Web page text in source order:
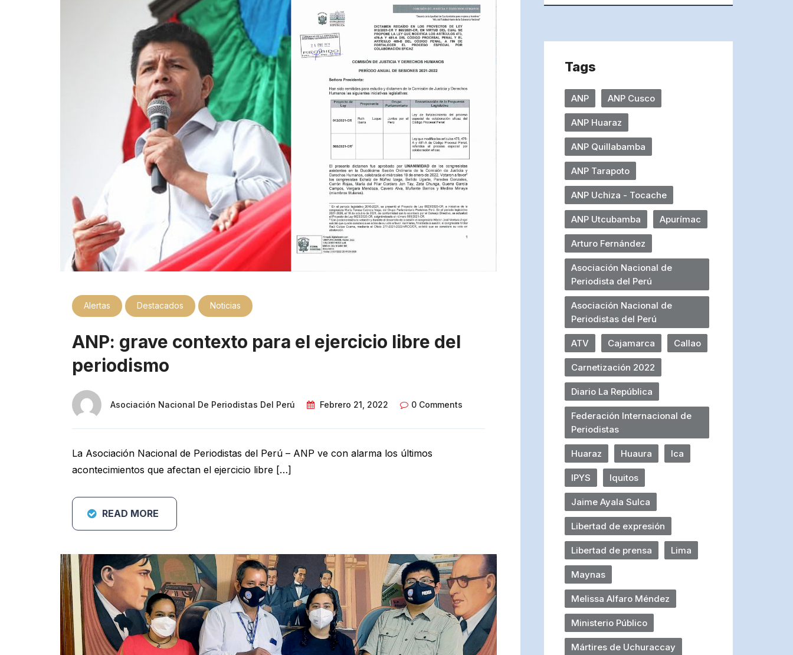
Alertas Destacados Noticias
ANP: grave contexto para el ejercicio libre del
periodismo
Asociación Nacional De Periodistas Del Perú Febrero 21, 2022 0 Comments
La Asociación Nacional de Periodistas del Perú – ANP ve con alarma los últimos
acontecimientos que afectan el ejercicio libre […]
READ MORE
Tags
ANP ANP Cusco
ANP Huaraz
ANP Quillabamba
ANP Tarapoto
ANP Uchiza - Tocache
ANP Utcubamba Apurímac
Arturo Fernández
Asociación Nacional de
Periodista del Perú
Asociación Nacional de
Periodistas del Perú
ATV Cajamarca Callao
Carnetización 2022
Diario La República
Federación Internacional de
Periodistas
Huaraz Huaura Ica
IPYS Iquitos
Jaime Ayala Sulca
Libertad de expresión
Libertad de prensa Lima
Maynas
Melissa Alfaro Méndez
Ministerio Público
Mártires de Uchuraccay